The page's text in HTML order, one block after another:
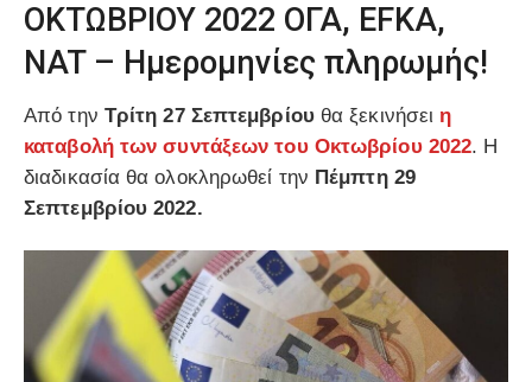
ΟΚΤΩΒΡΙΟΥ 2022 ΟΓΑ, EFKA,
NAT – Ημερομηνίες πληρωμής!
Από την Τρίτη 27 Σεπτεμβρίουθα ξεκινήσει η
καταβολή των συντάξεων του Οκτωβρίου 2022. Η
διαδικασία θα ολοκληρωθεί την Πέμπτη 29
Σεπτεμβρίου 2022.